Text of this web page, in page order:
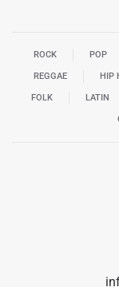
ROCK POP
REGGAE HIP
FOLK LATIN